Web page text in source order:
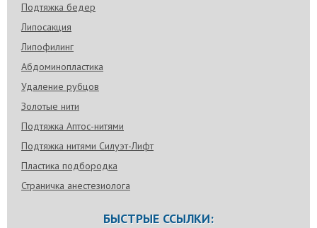
Подтяжка бедер
Липосакция
Липофилинг
Абдоминопластика
Удаление рубцов
Золотые нити
Подтяжка Аптос-нитями
Подтяжка нитями Силуэт-Лифт
Пластика подбородка
Страничка анестезиолога
БЫСТРЫЕ ССЫЛКИ: